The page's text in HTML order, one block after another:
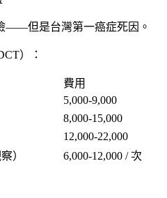
——但是台灣第一癌症死因。
） ：
費用
5,000-9,000
8,000-15,000
12,000-22,000
） 6,000-12,000 / 次